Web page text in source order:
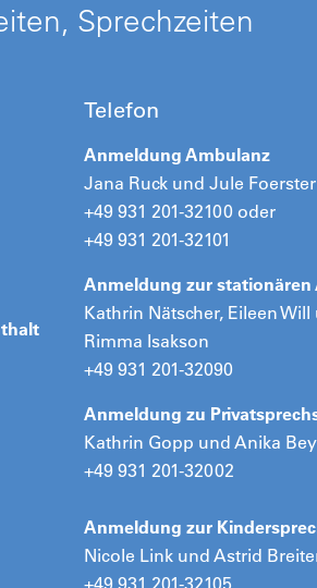
Sprechzeiten
Telefon
Anmeldung Ambulanz
Jana Ruck und Jule Foerster
+49 931 201-32100 oder
+49 931 201-32101
Anmeldung zur stationären
Kathrin Nätscher, Eileen Will
Rimma Isakson
+49 931 201-32090
Anmeldung zu
Kathrin Gopp und Anika
+49 931 201-32002
Anmeldung zur
Nicole Link und Astrid